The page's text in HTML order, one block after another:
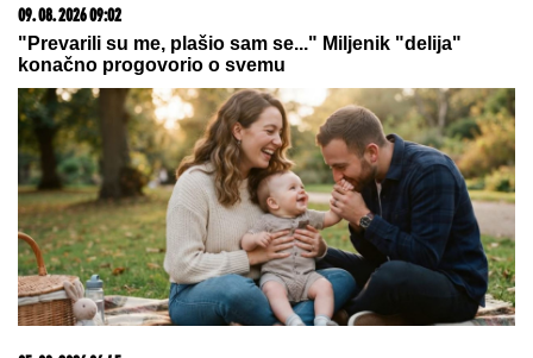
09. 08. 2026 09:02
"Prevarili su me, plašio sam se..." Miljenik "delija"
konačno progovorio o svemu